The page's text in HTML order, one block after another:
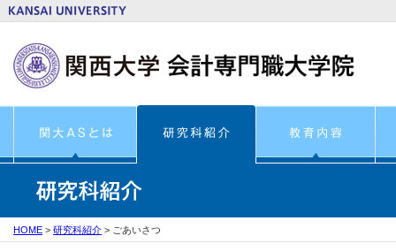
HOME > 研究科紹介 > ごあいさつ